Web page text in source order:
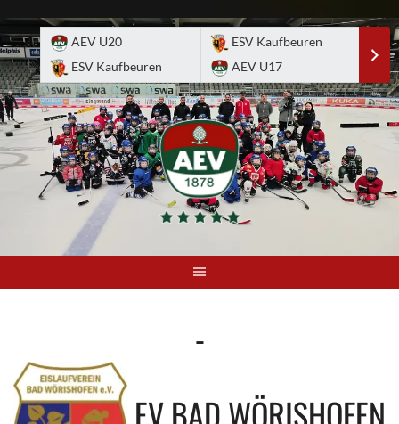
to
content
AEV U20
ESV Kaufbeuren
ESV Kaufbeuren
AEV U17
-
EV BAD WÖRISHOFEN